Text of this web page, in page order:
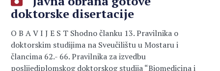
doktorske disertacije
O B A V I J E S T Shodno članku 13. Pravilnika o
doktorskim studijima na Sveučilištu u Mostaru i
člancima 62.- 66. Pravilnika za izvedbu
poslijediplomskog doktorskog studija “Biomedicina i